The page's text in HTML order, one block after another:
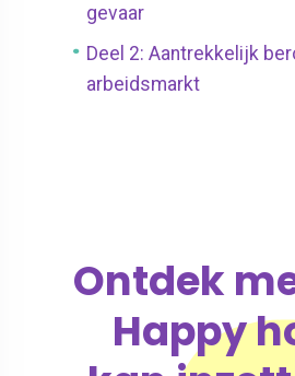
gevaar
Deel 2: Aantrekkelijk
arbeidsmarkt
Ontdek
Happy